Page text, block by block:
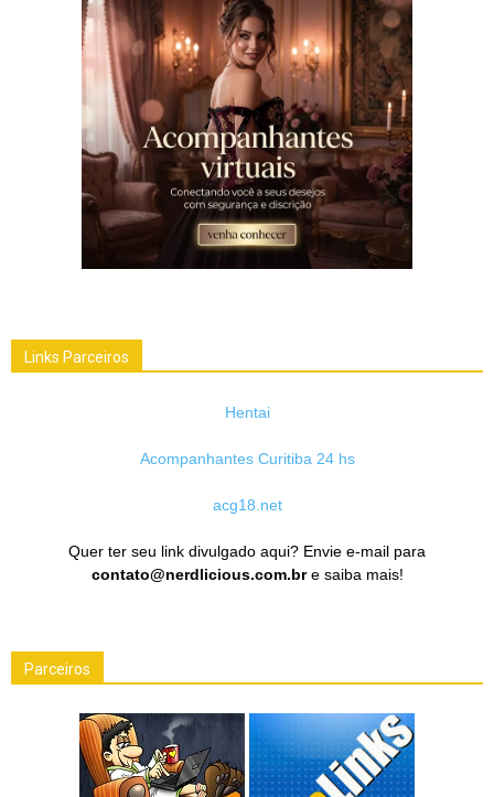
Links Parceiros
Hentai
Acompanhantes Curitiba 24 hs
acg18.net
Quer ter seu link divulgado aqui? Envie e-mail para
contato@nerdlicious.com.bre saiba mais!
Parceiros